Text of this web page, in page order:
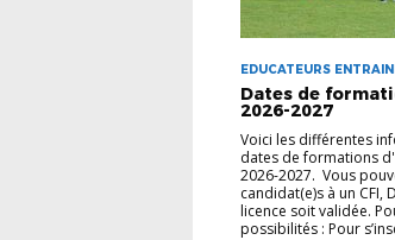
EDUCATEURS
Dates de
2026-2027
Voici les différentes
dates de formations
2026-2027. Vous
candidat(e)s à un CFI,
licence soit validée.
possibilités : Pour